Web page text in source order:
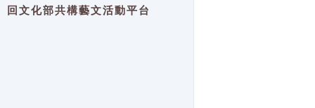
文化部共構藝文活動平台